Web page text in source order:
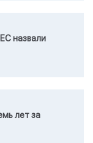
назвали
лет за